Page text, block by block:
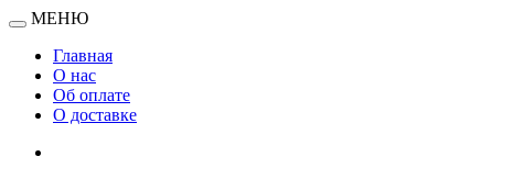
МЕНЮ
Главная
О нас
Об оплате
О доставке